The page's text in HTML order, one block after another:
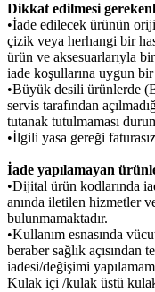
Dikkat edilmesi
•İade edilecek ürünün
çizik veya herhangi bir
ürün ve aksesuarlarıyla
iade koşullarına uygun
•Büyük desili ürünlerde
servis tarafından
tutanak tutulmaması
•İlgili yasa gereği
İade yapılamayan
•Dijital ürün kodlarında
anında iletilen hizmetler
bulunmamaktadır.
•Kullanım esnasında
beraber sağlık
iadesi/değişimi
Kulak içi /kulak üstü